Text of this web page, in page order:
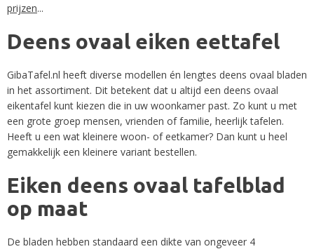
prijzen...
Deens ovaal eiken eettafel
GibaTafel.nl heeft diverse modellen én lengtes deens ovaal bladen
in het assortiment. Dit betekent dat u altijd een deens ovaal
eikentafel kunt kiezen die in uw woonkamer past. Zo kunt u met
een grote groep mensen, vrienden of familie, heerlijk tafelen.
Heeft u een wat kleinere woon- of eetkamer? Dan kunt u heel
gemakkelijk een kleinere variant bestellen.
Eiken deens ovaal tafelblad
op maat
De bladen hebben standaard een dikte van ongeveer 4